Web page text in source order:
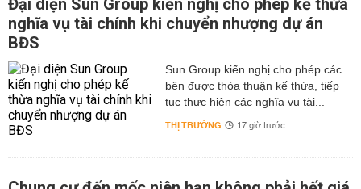
Đại diện Sun Group kiến nghị cho phép kế thừa
nghĩa vụ tài chính khi chuyển nhượng dự án
BĐS
Sun Group kiến nghị cho phép các
bên được thỏa thuận kế thừa, tiếp
tục thực hiện các nghĩa vụ tài...
THỊ TRƯỜNG 17 giờ trước